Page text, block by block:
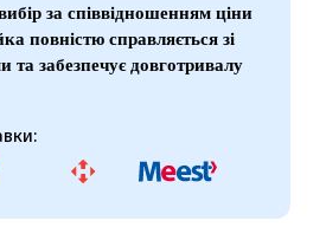
за співвідношенням ціни
повністю справляється зі
та забезпечує довготривалу